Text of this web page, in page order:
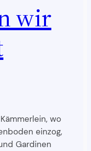
wir
wo
einzog,
Gardinen